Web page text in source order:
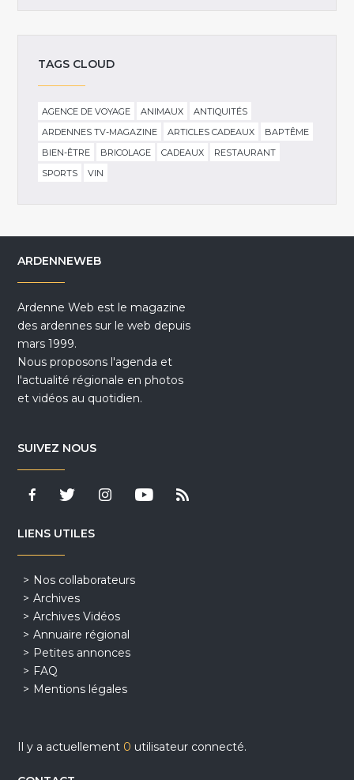
TAGS CLOUD
AGENCE DE VOYAGE ANIMAUX
ANTIQUITÉS
ARDENNES TV-MAGAZINE
ARTICLES CADEAUX
BAPTÊME
BIEN-ÊTRE
BRICOLAGE CADEAUX
RESTAURANT
SPORTS
VIN
ARDENNEWEB
Ardenne Web est le magazine
des ardennes sur le web depuis
mars 1999.
Nous proposons l'agenda et
l'actualité régionale en photos
et vidéos au quotidien.
SUIVEZ NOUS
LIENS UTILES
Nos collaborateurs
Archives
Archives Vidéos
Annuaire régional
Petites annonces
FAQ
Mentions légales
Il y a actuellement 0 utilisateur connecté.